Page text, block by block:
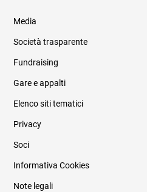
Informazioni legali
Media
Società trasparente
Fundraising
Gare e appalti
Elenco siti tematici
Privacy
Soci
Informativa Cookies
Note legali